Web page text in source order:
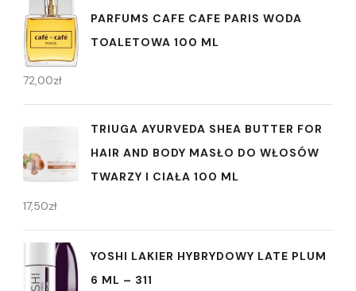
PARFUMS CAFE CAFE PARIS WODA
TOALETOWA 100 ML
72,00zł
TRIUGA AYURVEDA SHEA BUTTER FOR
HAIR AND BODY MASŁO DO WŁOSÓW
TWARZY I CIAŁA 100 ML
17,50zł
YOSHI LAKIER HYBRYDOWY LATE PLUM
6 ML – 311